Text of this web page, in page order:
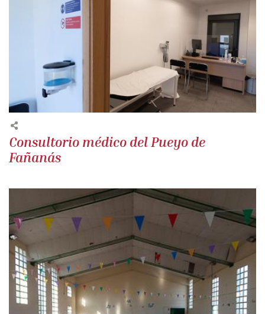
Consultorio médico del Pueyo de
Fañanás